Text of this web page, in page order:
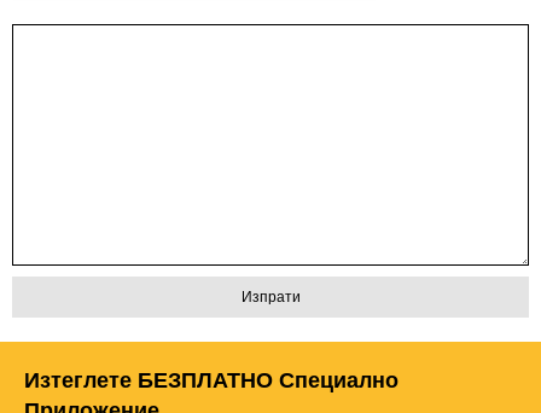
Изтеглете БЕЗПЛАТНО Специално